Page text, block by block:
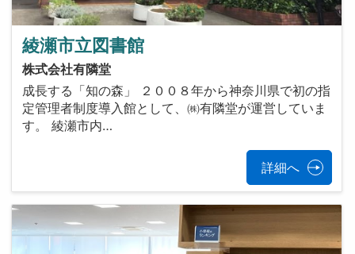
綾瀬市立図書館
株式会社有隣堂
成長する「知の森」 ２００８年から神奈川県で初の指
定管理者制度導入館として、㈱有隣堂が運営していま
す。 綾瀬市内…
詳細へ